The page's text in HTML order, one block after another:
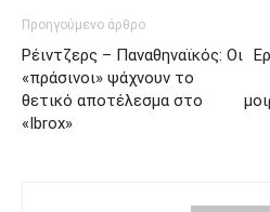
Προηγούμενο άρθρο
Ρέιντζερς – Παναθηναϊκός: Οι
«πράσινοι» ψάχνουν το
θετικό αποτέλεσμα στο
«Ibrox»